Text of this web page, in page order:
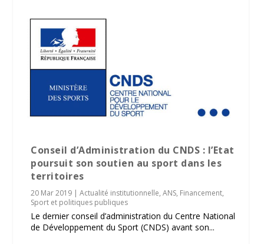
Conseil d’Administration du CNDS : l’Etat
poursuit son soutien au sport dans les
territoires
20 Mar 2019 |Actualité institutionnelle,ANS, Financement,
Sport et politiques publiques
Le dernier conseil d’administration du Centre National
de Développement du Sport (CNDS) avant son...